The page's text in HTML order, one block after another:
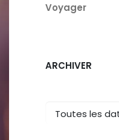
Voyager
ARCHIVER